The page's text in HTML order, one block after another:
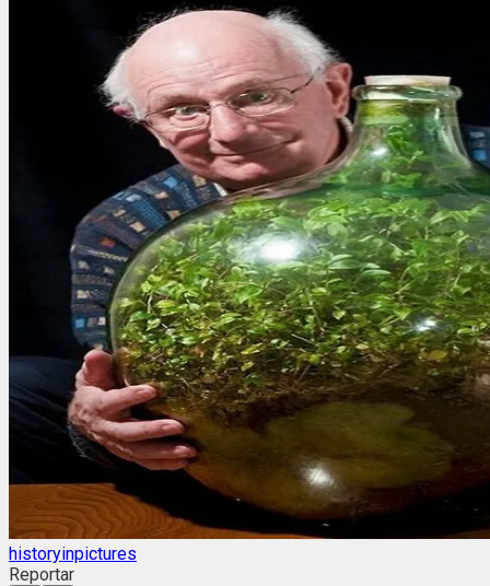
historyinpictures
Reportar